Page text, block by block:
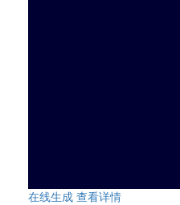
在线生成 查看详情